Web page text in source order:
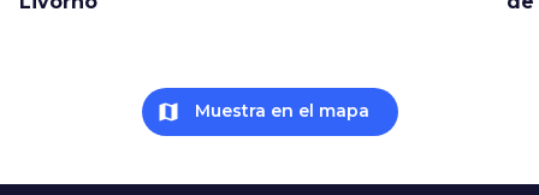
map Muestra en el mapa